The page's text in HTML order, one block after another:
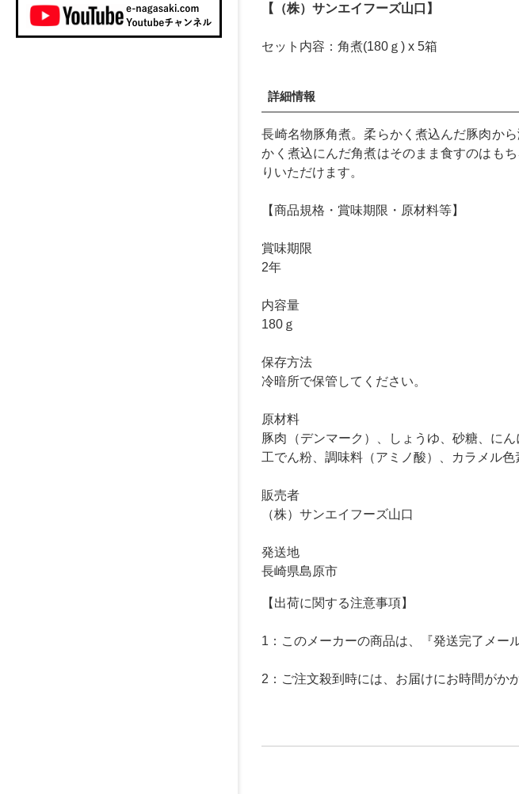
【（株）サンエイフーズ山口】
セット内容：角煮(180ｇ) x 5箱
詳細情報
長崎名物豚角煮。柔らかく煮込んだ豚肉か
かく煮込にんだ角煮はそのまま食すのはも
りいただけます。
【商品規格・賞味期限・原材料等】
賞味期限
2年
内容量
180ｇ
保存方法
冷暗所で保管してください。
原材料
豚肉（デンマーク）、しょうゆ、砂糖、に
工でん粉、調味料（アミノ酸）、カラメル
販売者
（株）サンエイフーズ山口
発送地
長崎県島原市
【出荷に関する注意事項】
1：このメーカーの商品は、『発送完了メー
2：ご注文殺到時には、お届けにお時間がか